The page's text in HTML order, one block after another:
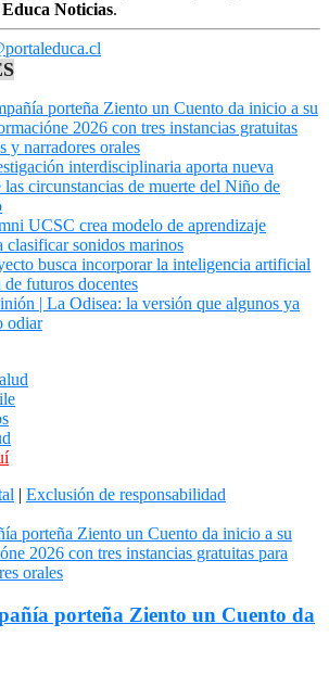
Noticias.
porteña Ziento un Cuento da inicio a su
2026 con tres instancias gratuitas
y narradores orales
interdisciplinaria aporta nueva
las circunstancias de muerte del Niño de
UCSC crea modelo de aprendizaje
clasificar sonidos marinos
busca incorporar la inteligencia artificial
futuros docentes
| La Odisea: la versión que algunos ya
odiar
| Exclusión de responsabilidad
porteña Ziento un Cuento da